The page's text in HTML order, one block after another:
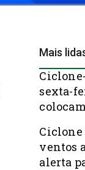
Mais
sexta-
ventos
alerta